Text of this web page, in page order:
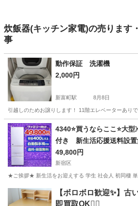
炊飯器(キッチン家電)の売ります
事
動作保証 洗濯機
2,000円
新富町駅 8月8日
引越しのためお譲りします！ 11階エレベーターあり
東京 中央区 新富町駅 生活家電
4340⭐️買うならここ⭐️大
付き 新生活応援送料設置
49,800円
新宿区
★ご挨拶★ 新生活をお迎えする 学生 社会人 初同棲
東京 新宿区 キッチン家電 商品
【ボロボロ歓迎✨】古
即買取OK🙆‍♀️